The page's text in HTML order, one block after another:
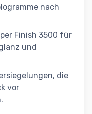
nach
Finish 3500 für
und
die
vor